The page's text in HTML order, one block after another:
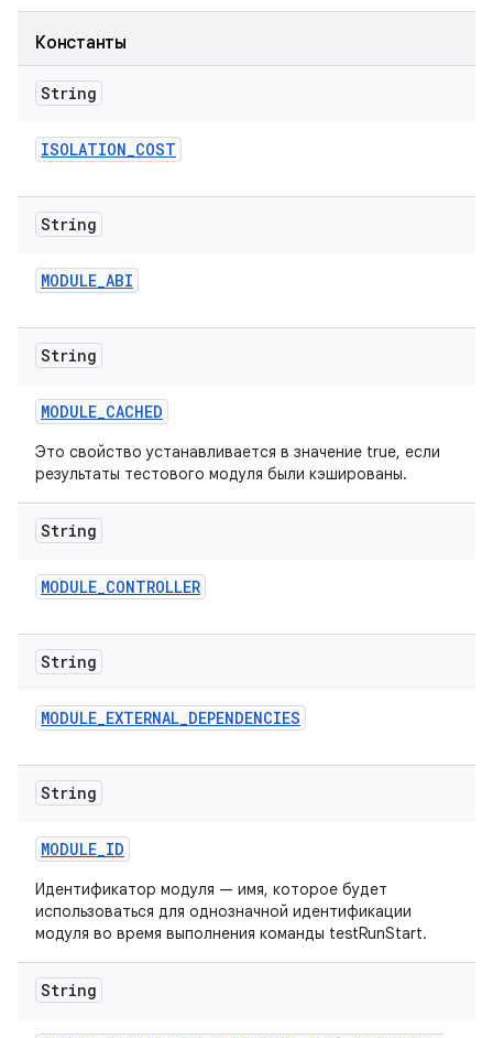
Константы
String
ISOLATION_COST
String
MODULE_ABI
String
MODULE_CACHED
Это свойство устанавливается в значение true, если
результаты тестового модуля были кэшированы.
String
MODULE_CONTROLLER
String
MODULE_EXTERNAL_DEPENDENCIES
String
MODULE_ID
Идентификатор модуля — имя, которое будет
использоваться для однозначной идентификации
модуля во время выполнения команды testRunStart.
String